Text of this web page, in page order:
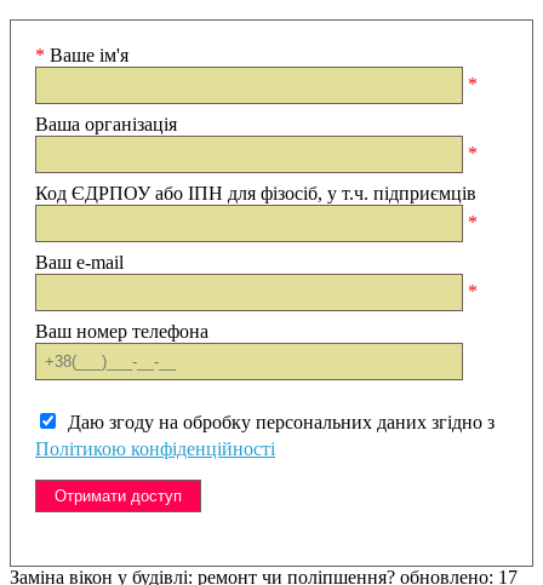
* Ваше ім'я
*
Ваша організація
*
Код ЄДРПОУ або ІПН для фізосіб, у т.ч. підприємців
*
Ваш e-mail
*
Ваш номер телефона
Даю згоду на обробку персональних даних згідно з
Політикою конфіденційності
Заміна вікон у будівлі: ремонт чи поліпшення? обновлено: 17